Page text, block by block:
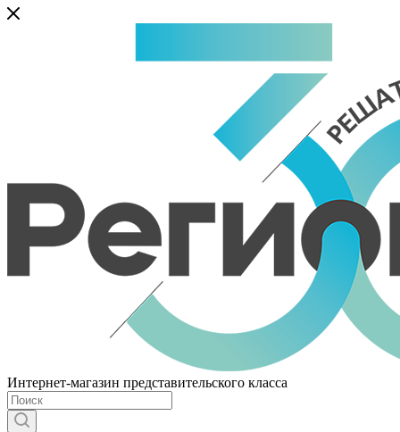
Интернет-магазин представительского класса